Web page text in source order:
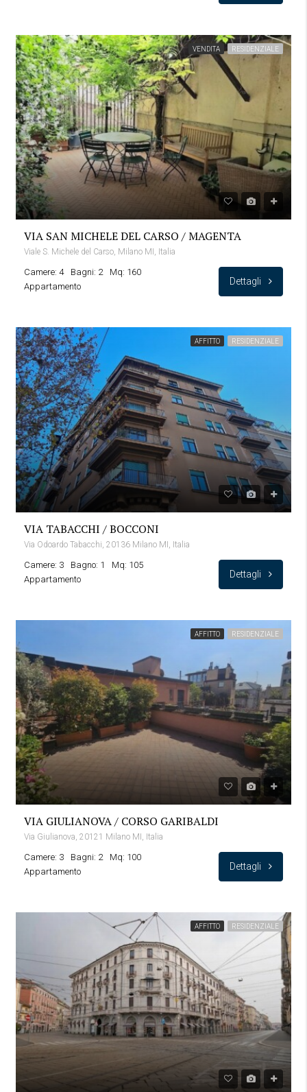
VENDITA RESIDENZIALE
VIA SAN MICHELE DEL CARSO / MAGENTA
Viale S. Michele del Carso, Milano MI, Italia
Camere: 4 Bagni: 2
Mq: 160
Appartamento
Dettagli
AFFITTO RESIDENZIALE
VIA TABACCHI / BOCCONI
Via Odoardo Tabacchi, 20136 Milano MI, Italia
Camere: 3 Bagno: 1
Mq: 105
Appartamento
Dettagli
AFFITTO RESIDENZIALE
VIA GIULIANOVA / CORSO GARIBALDI
Via Giulianova, 20121 Milano MI, Italia
Camere: 3 Bagni: 2
Mq: 100
Appartamento
Dettagli
AFFITTO RESIDENZIALE